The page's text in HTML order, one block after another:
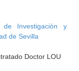
de Investigación y
de Sevilla
Doctor LOU